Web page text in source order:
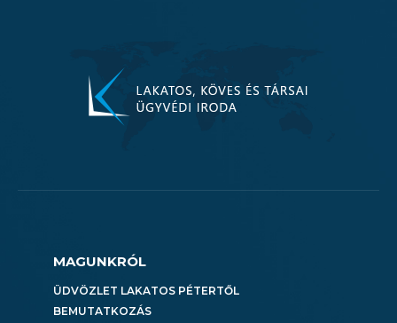
MAGUNKRÓL
ÜDVÖZLET LAKATOS PÉTERTŐL
BEMUTATKOZÁS